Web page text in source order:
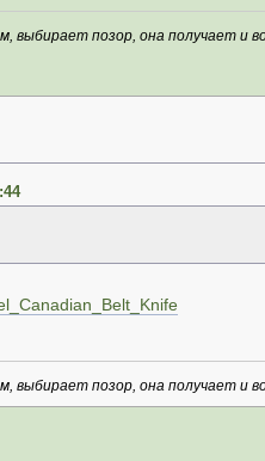
выбирает позор, она получает и
выбирает позор, она получает и